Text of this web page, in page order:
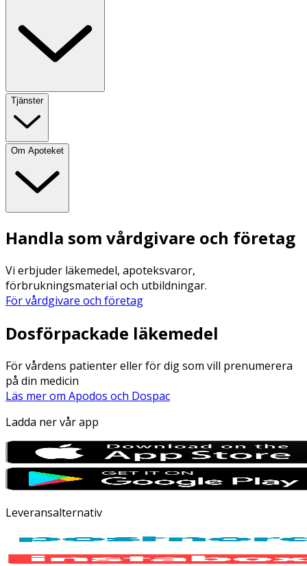
Tjänster
Om Apoteket
Handla som vårdgivare och företag
Vi erbjuder läkemedel, apoteksvaror,
förbrukningsmaterial och utbildningar.
För vårdgivare och företag
Dosförpackade läkemedel
För vårdens patienter eller för dig som vill prenumerera
på din medicin
Läs mer om Apodos och Dospac
Ladda ner vår app
Leveransalternativ